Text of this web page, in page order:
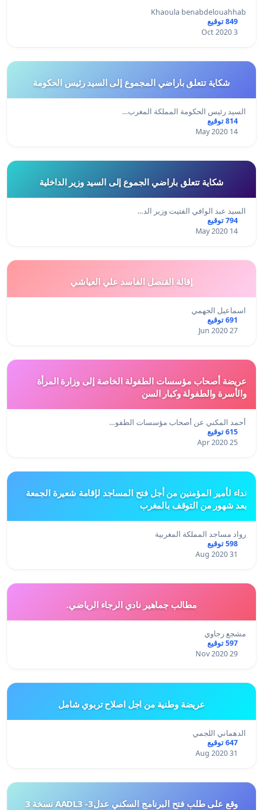
Khaoula benabdelouahhab
849 توقيع
3 Oct 2020
شكاية تتعلق باراضي المجموع إلى السيد رئيس الحكومة
السيد رئيس الحكومة المملكة المغرب…
814 توقيع
14 May 2020
شكاية تتعلق باراضي الجموع إلى السيد وزير الداخلية
السيد عبد الوافي الفتيت وزير الد…
794 توقيع
14 May 2020
إقالة القنصل الفاسد علي العياشي
اسماعيل الجهمي
691 توقيع
27 Jun 2020
عريضة أصحاب مؤسسات الطفولة الخاصة إلى وزارة المرأة
والأسرة والطفولة وكبار السن
أحمد المكني عن أصحاب مؤسسات الطفو…
615 توقيع
25 Apr 2020
نداء لأمير المؤمنين من أجل فتح المساجد لإقامة شعيرة الجمعة
بعد شهور من التوقف بالمغرب
رواد مساجد المملكة المغربية
598 توقيع
31 Aug 2020
مطالب جماهير نادي الرجاء الرياضي.
مشجع رجاوي
597 توقيع
29 Nov 2020
عريضة وطنية من اجل اصلاح تربوي شامل
الدهماني اللجمي
647 توقيع
31 Aug 2020
وقع على طلب فتح البرنامج السكني عدل3- AADL3 نسخة 3